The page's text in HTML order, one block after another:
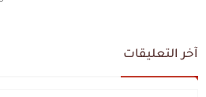
آخر التعليقات